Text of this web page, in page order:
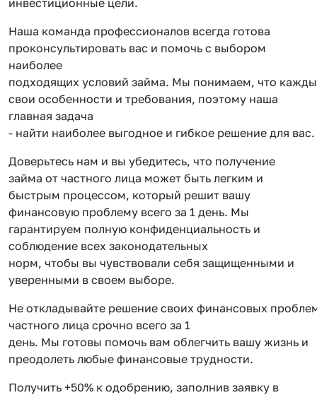
Наша команда профессионалов всегда готова
проконсультировать вас и помочь с выбором
наиболее
подходящих условий займа. Мы понимаем, что
свои особенности и требования, поэтому наша
главная задача
- найти наиболее выгодное и гибкое решение для вас.
Доверьтесь нам и вы убедитесь, что получение
займа от частного лица может быть легким и
быстрым процессом, который решит вашу
финансовую проблему всего за 1 день. Мы
гарантируем полную конфиденциальность и
соблюдение всех законодательных
норм, чтобы вы чувствовали себя защищенными и
уверенными в своем выборе.
Не откладывайте решение своих финансовых
частного лица срочно всего за 1
день. Мы готовы помочь вам облегчить вашу жизнь и
преодолеть любые финансовые трудности.
Получить +50% к одобрению, заполнив заявку в